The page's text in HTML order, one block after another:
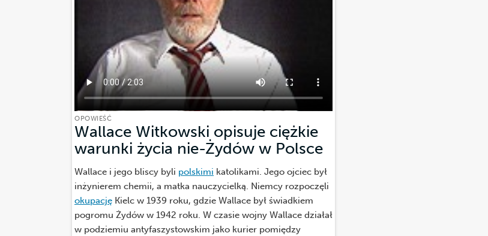
OPOWIEŚĆ
Wallace Witkowski opisuje ciężkie
warunki życia nie-Żydów w Polsce
Wallace i jego bliscy byli polskimi katolikami. Jego ojciec był
inżynierem chemii, a matka nauczycielką. Niemcy rozpoczęli
okupację Kielc w 1939 roku, gdzie Wallace był świadkiem
pogromu Żydów w 1942 roku. W czasie wojny Wallace działał
w podziemiu antyfaszystowskim jako kurier pomiędzy